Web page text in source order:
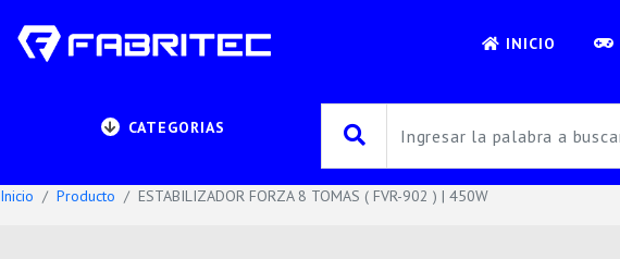
INICIO
CATEGORIAS
Inicio Producto ESTABILIZADOR FORZA 8 TOMAS ( FVR-902 ) | 450W